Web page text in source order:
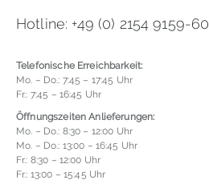
Hotline: +49 (0) 2154 9159-60
Telefonische Erreichbarkeit:
Mo. – Do.: 7:45 – 17:45 Uhr
Fr.: 7:45 – 16:45 Uhr
Öffnungszeiten Anlieferungen:
Mo. – Do.: 8:30 – 12:00 Uhr
Mo. – Do.: 13:00 – 16:45 Uhr
Fr.: 8:30 – 12:00 Uhr
Fr.: 13:00 – 15:45 Uhr